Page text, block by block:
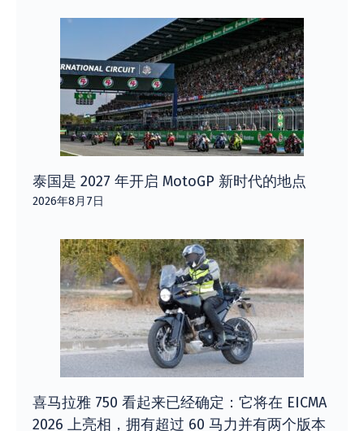
泰国是 2027 年开启 MotoGP 新时代的地点
2026年8月7日
喜马拉雅 750 看起来已经确定：它将在 EICMA
2026 上亮相，拥有超过 60 马力并有两个版本